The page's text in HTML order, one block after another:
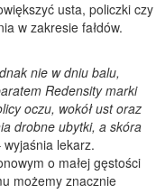
usta, policzki czy
w zakresie fałdów.
nie w dniu balu,
Redensity marki
oczu, wokół ust oraz
drobne ubytki, a skóra
wyjaśnia lekarz.
o małej gęstości
możemy znacznie